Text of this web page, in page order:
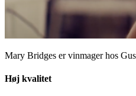
Mary Bridges er vinmager hos
Høj kvalitet